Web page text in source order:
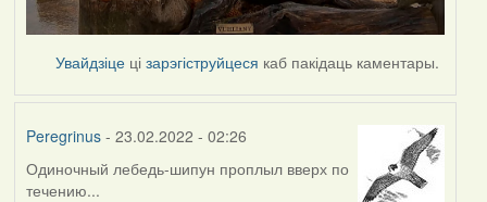
Увайдзіце цізарэгіструйцеся каб пакідаць каментары.
Peregrinus- 23.02.2022 - 02:26
Одиночный лебедь-шипун проплыл вверх по
течению...